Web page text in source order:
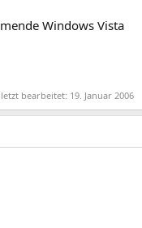
Windows Vista
bearbeitet: 19. Januar 2006